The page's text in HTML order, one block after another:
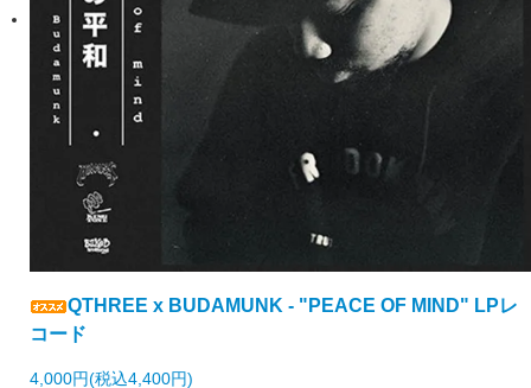
QTHREE x BUDAMUNK - "PEACE OF MIND" LPレ
コード
4,000円(税込4,400円)